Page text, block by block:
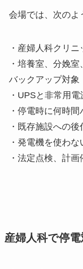
会場では、次のよ
・産婦人科クリ
・培養室、分娩
バックアップ対象
・UPSと非常用
・停電時に何時
・既存施設への後
・発電機を使わ
・法定点検、計
産婦人科で停